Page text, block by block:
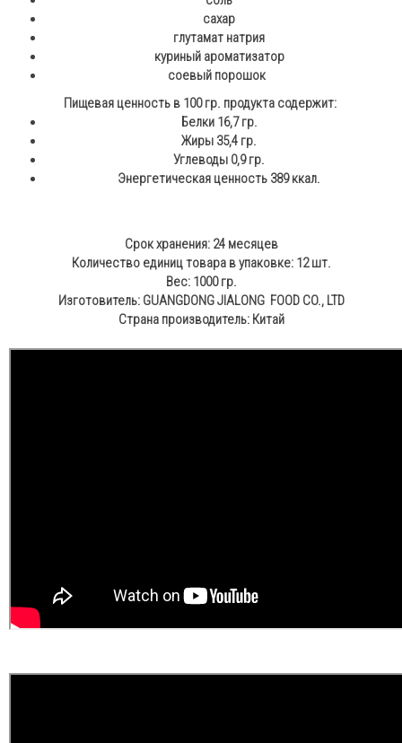
сахар
глутамат натрия
куриный ароматизатор
соевый порошок
Пищевая ценность в 100 гр. продукта содержит:
Белки 16,7 гр.
Жиры 35,4 гр.
Углеводы 0,9 гр.
Энергетическая ценность 389 ккал.
Срок хранения: 24 месяцев
Количество единиц товара в упаковке: 12 шт.
Вес: 1000 гр.
Изготовитель: GUANGDONG JIALONG FOOD CO., LTD
Страна производитель: Китай